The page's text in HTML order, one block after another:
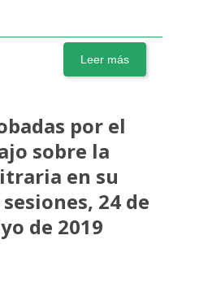
Leer más
por el
sobre la
en su
24 de
de 2019